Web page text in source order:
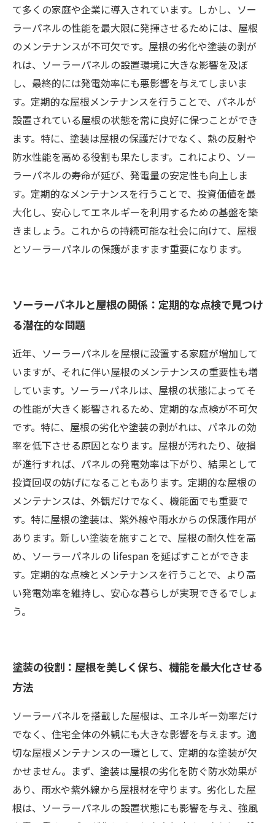
て多くの家庭や企業に導入されています。しかし、ソー
ラーパネルの性能を最大限に発揮させるためには、屋根
のメンテナンスが不可欠です。屋根の劣化や塗装の剥が
れは、ソーラーパネルの設置環境に大きな影響を及ぼ
し、最終的には発電効率にも悪影響を与えてしまいま
す。定期的な屋根メンテナンスを行うことで、パネルが
設置されている屋根の状態を常に良好に保つことができ
ます。特に、塗装は屋根の保護だけでなく、熱の反射や
防水性能を高める役割も果たします。これにより、ソー
ラーパネルの寿命が延び、発電量の安定性も向上しま
す。定期的なメンテナンスを行うことで、投資価値を最
大化し、安心してエネルギーを利用するための基盤を築
きましょう。これからの持続可能な社会に向けて、屋根
とソーラーパネルの保護がますます重要になります。
ソーラーパネルと屋根の関係：定期的な点検で見つけ
る潜在的な問題
近年、ソーラーパネルを屋根に設置する家庭が増加して
いますが、それに伴い屋根のメンテナンスの重要性も増
しています。ソーラーパネルは、屋根の状態によってそ
の性能が大きく影響されるため、定期的な点検が不可欠
です。特に、屋根の劣化や塗装の剥がれは、パネルの効
率を低下させる原因となります。屋根が汚れたり、破損
が進行すれば、パネルの発電効率は下がり、結果として
投資回収の妨げになることもあります。定期的な屋根の
メンテナンスは、外観だけでなく、機能面でも重要で
す。特に屋根の塗装は、紫外線や雨水からの保護作用が
あります。新しい塗装を施すことで、屋根の耐久性を高
め、ソーラーパネルの lifespan を延ばすことができま
す。定期的な点検とメンテナンスを行うことで、より高
い発電効率を維持し、安心な暮らしが実現できるでしょ
う。
塗装の役割：屋根を美しく保ち、機能を最大化させる
方法
ソーラーパネルを搭載した屋根は、エネルギー効率だけ
でなく、住宅全体の外観にも大きな影響を与えます。適
切な屋根メンテナンスの一環として、定期的な塗装が欠
かせません。まず、塗装は屋根の劣化を防ぐ防水効果が
あり、雨水や紫外線から屋根材を守ります。劣化した屋
根は、ソーラーパネルの設置状態にも影響を与え、強風